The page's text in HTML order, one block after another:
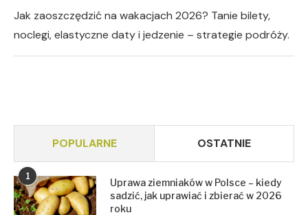
Jak zaoszczędzić na wakacjach 2026? Tanie bilety,
noclegi, elastyczne daty i jedzenie – strategie podróży.
POPULARNE OSTATNIE
1
Uprawa ziemniaków w Polsce – kiedy
sadzić, jak uprawiać i zbierać w 2026
roku